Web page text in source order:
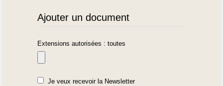
Ajouter un document
Extensions autorisées : toutes
Je veux recevoir la Newsletter